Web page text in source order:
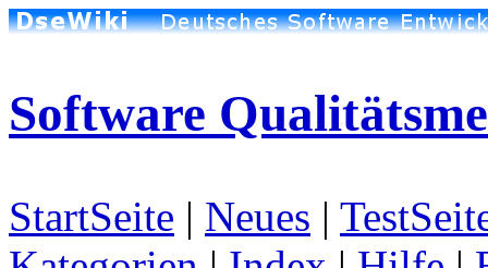
Software
StartSeite | Neues |